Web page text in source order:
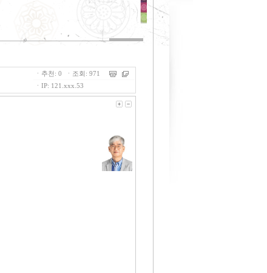
ㆍ추천: 0 ㆍ조회: 971
ㆍIP: 121.xxx.53